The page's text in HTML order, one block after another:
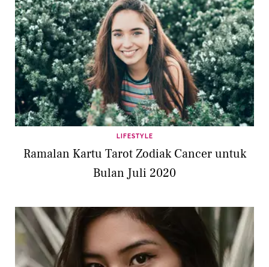
LIFESTYLE
Ramalan Kartu Tarot Zodiak Cancer untuk
Bulan Juli 2020